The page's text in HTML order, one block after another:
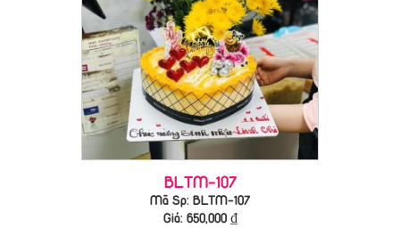
BLTM-107
Mã Sp: BLTM-107
Giá: 650,000₫